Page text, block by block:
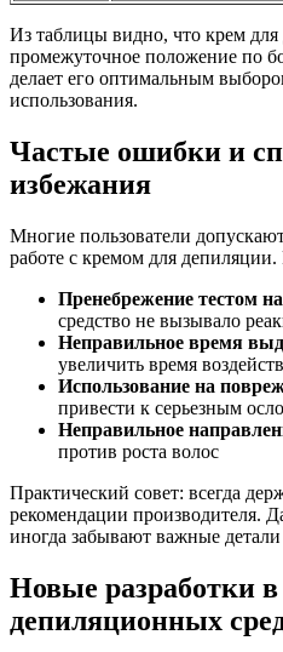
Из таблицы видно, что крем
промежуточное положение по
делает его оптимальным
использования.
Частые ошибки и
избежания
Многие пользователи
работе с кремом для
Пренебрежение тестом
средство не вызывало
Неправильное время
увеличить время
Использование на
привести к серьезным
Неправильное
против роста волос
Практический совет: всегда
рекомендации производителя.
иногда забывают важные
Новые разработки в
депиляционных